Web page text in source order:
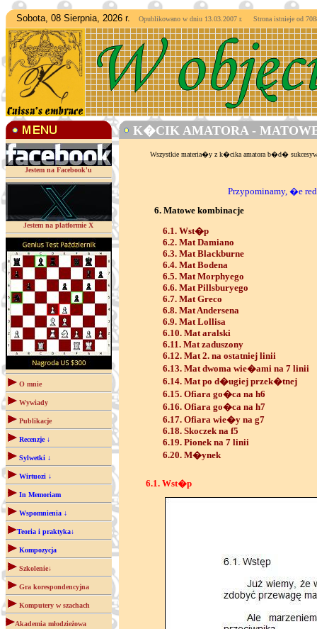
Sobota, 08 Sierpnia, 2026 r. Opublikowano w dniu 13.03.2007 r. Strona istnieje od
Jestem na Facebook'u
Jestem na platformie X
O mnie
Wywiady
Publikacje
Recenzje ↓
Sylwetki ↓
Wirtuozi ↓
In Memoriam
Wspomnienia ↓
Teoria i praktyka↓
Kompozycja
Szkolenie↓
Gra korespondencyjna
Komputery w szachach
Akademia młodzieżowa
K�CIK AMATORA -
Wszystkie materia�y z k�cika amatora b�d�
Przypominamy, �e
6. Matowe kombinacje
6.1. Wst�p
6.2. Mat Damiano
6.3. Mat Blackburne
6.4. Mat Bodena
6.5. Mat Morphyego
6.6. Mat Pillsburyego
6.7. Mat Greco
6.8. Mat Andersena
6.9. Mat Lollisa
6.10. Mat aralski
6.11. Mat zaduszony
6.12. Mat 2. na ostatniej linii
6.13. Mat dwoma wie�ami na 7 linii
6.14. Mat po d�ugiej przek�tnej
6.15. Ofiara go�ca na h6
6.16. Ofiara go�ca na h7
6.17. Ofiara wie�y na g7
6.18. Skoczek na f5
6.19. Pionek na 7 linii
6.20. M�ynek
6.1. Wst�p